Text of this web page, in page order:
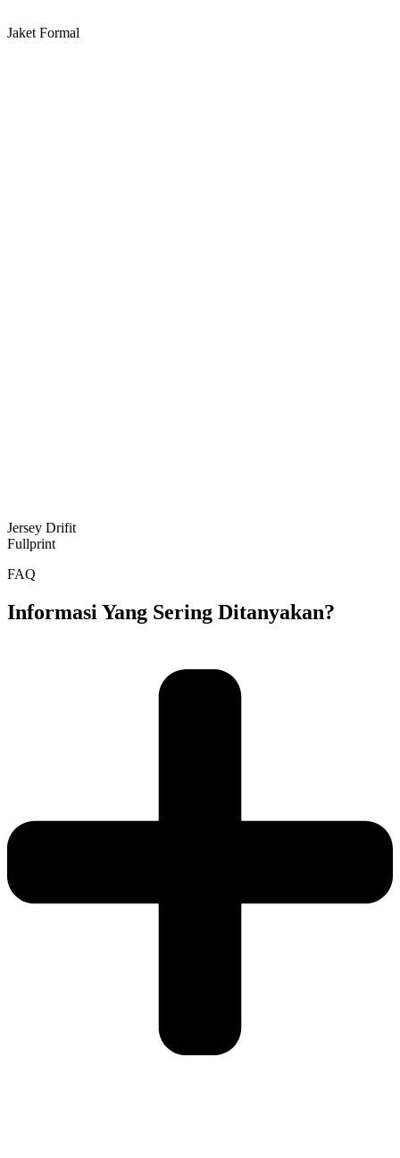
Jaket Formal
Jersey Drifit
Fullprint
FAQ
Informasi Yang Sering Ditanyakan?